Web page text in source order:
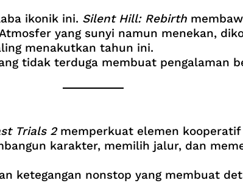
ikonik ini. Silent Hill: Rebirth
yang sunyi namun menekan,
menakutkan tahun ini.
tidak terduga membuat pengalaman
Trials 2memperkuat elemen
karakter, memilih jalur, dan
ketegangan nonstop yang membuat